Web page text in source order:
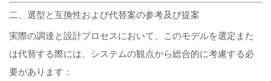
二、選型と互換性および代替案の参考及び提案
実際の調達と設計プロセスにおいて、このモデルを選定また
は代替する際には、システムの観点から総合的に考慮する必
要があります：